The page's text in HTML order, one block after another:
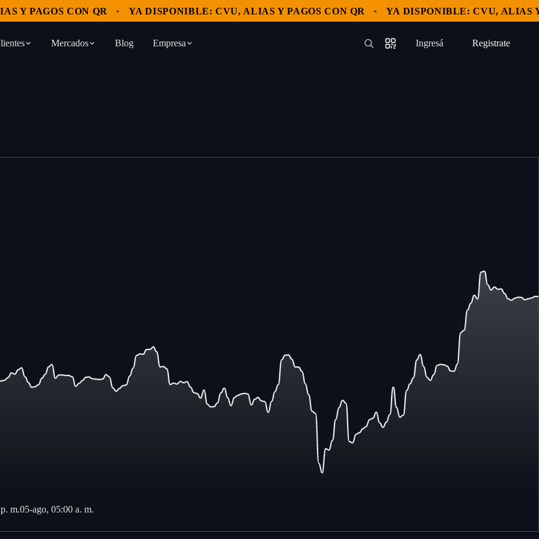
CON QR YA DISPONIBLE: CVU, ALIAS Y PAGOS CON QR YA DISPONIBLE: CVU, ALIAS Y
Mercados Blog Empresa Ingresá Registrate
—
— —
m.05-ago, 05:00 a. m.